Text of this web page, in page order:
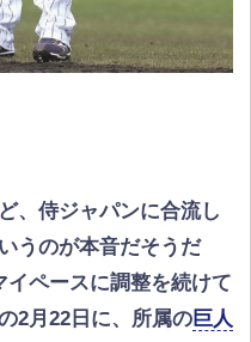
、侍ジャパンに合流し
うのが本音だそうだ
ペースに調整を続けて
2月22日に、所属の巨人